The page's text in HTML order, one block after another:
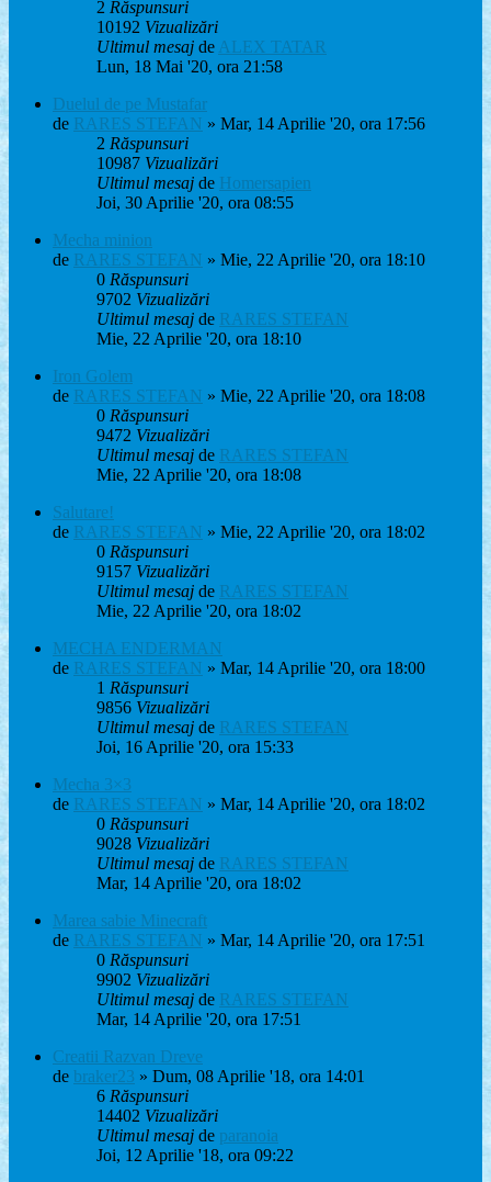
2 Răspunsuri
10192 Vizualizări
Ultimul mesaj de ALEX TATAR
Lun, 18 Mai '20, ora 21:58
Duelul de pe Mustafar
de RARES STEFAN » Mar, 14 Aprilie '20, ora 17:56
2 Răspunsuri
10987 Vizualizări
Ultimul mesaj de Homersapien
Joi, 30 Aprilie '20, ora 08:55
Mecha minion
de RARES STEFAN » Mie, 22 Aprilie '20, ora 18:10
0 Răspunsuri
9702 Vizualizări
Ultimul mesaj de RARES STEFAN
Mie, 22 Aprilie '20, ora 18:10
Iron Golem
de RARES STEFAN » Mie, 22 Aprilie '20, ora 18:08
0 Răspunsuri
9472 Vizualizări
Ultimul mesaj de RARES STEFAN
Mie, 22 Aprilie '20, ora 18:08
Salutare!
de RARES STEFAN » Mie, 22 Aprilie '20, ora 18:02
0 Răspunsuri
9157 Vizualizări
Ultimul mesaj de RARES STEFAN
Mie, 22 Aprilie '20, ora 18:02
MECHA ENDERMAN
de RARES STEFAN » Mar, 14 Aprilie '20, ora 18:00
1 Răspunsuri
9856 Vizualizări
Ultimul mesaj de RARES STEFAN
Joi, 16 Aprilie '20, ora 15:33
Mecha 3×3
de RARES STEFAN » Mar, 14 Aprilie '20, ora 18:02
0 Răspunsuri
9028 Vizualizări
Ultimul mesaj de RARES STEFAN
Mar, 14 Aprilie '20, ora 18:02
Marea sabie Minecraft
de RARES STEFAN » Mar, 14 Aprilie '20, ora 17:51
0 Răspunsuri
9902 Vizualizări
Ultimul mesaj de RARES STEFAN
Mar, 14 Aprilie '20, ora 17:51
Creatii Razvan Dreve
de braker23 » Dum, 08 Aprilie '18, ora 14:01
6 Răspunsuri
14402 Vizualizări
Ultimul mesaj de paranoia
Joi, 12 Aprilie '18, ora 09:22